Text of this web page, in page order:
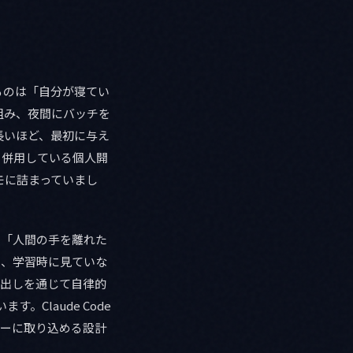
は「自分が寝てい
、夜間にバッチを
ほど、最初に与え
用している個人開
詰まっていまし
人間の手を離れた
学習時に見ていな
しを通じて自律的
ます。Claude Code
に取り込める設計